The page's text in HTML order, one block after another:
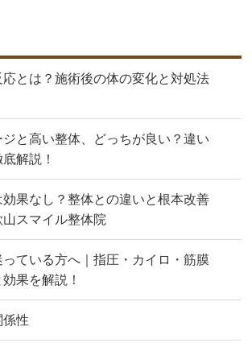
とは？施術後の体の変化と対処法
と高い整体、どっちが良い？違い
解説！
果なし？整体との違いと根本改善
スマイル整体院
ている方へ｜指圧・カイロ・筋膜
果を解説！
係性